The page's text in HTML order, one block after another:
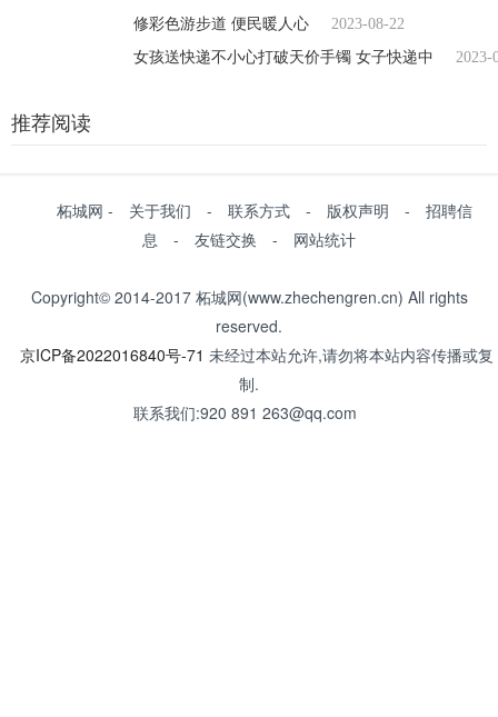
修彩色游步道 便民暖人心
2023-08-22
女孩送快递不小心打破天价手镯 女子快递中
2023-
推荐阅读
柘城网 - 关于我们 - 联系方式 - 版权声明 - 招聘信
息 - 友链交换 - 网站统计
Copyright© 2014-2017 柘城网(www.zhechengren.cn) All rights
reserved.
京ICP备2022016840号-71 未经过本站允许,请勿将本站内容传播或复
制.
联系我们:920 891 263@qq.com